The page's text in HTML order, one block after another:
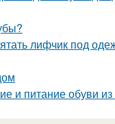
лифчик под
и питание обуви